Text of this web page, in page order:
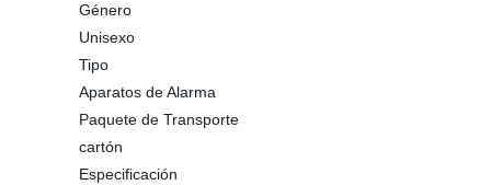
Género
Unisexo
Tipo
Aparatos de Alarma
Paquete de Transporte
cartón
Especificación